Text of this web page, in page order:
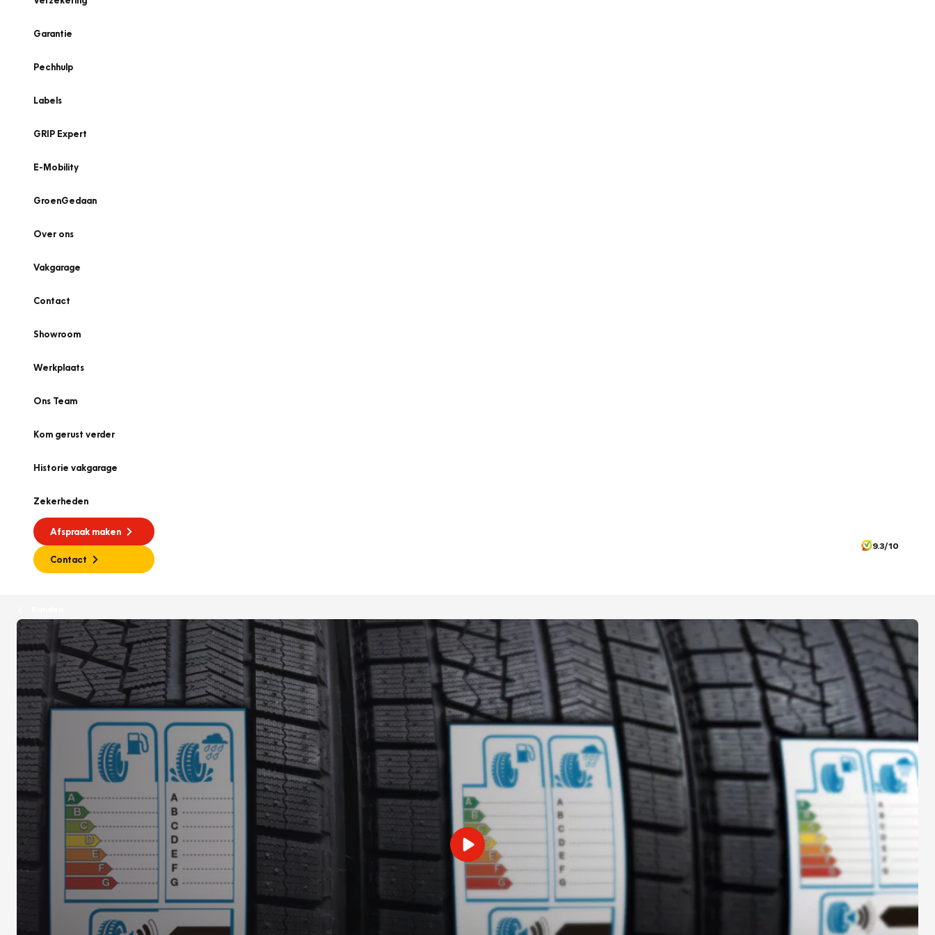
Garantie
Pechhulp
Labels
GRIP Expert
E-Mobility
GroenGedaan
Over ons
Vakgarage
Contact
Showroom
Werkplaats
Ons Team
Kom gerust verder
Historie vakgarage
Zekerheden
Afspraak maken
Contact
9.3/10